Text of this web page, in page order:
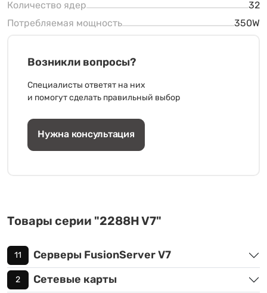
Количество ядер
32
Потребляемая мощность
350W
Возникли вопросы?
Специалисты ответят на них
и помогут сделать правильный выбор
Нужна консультация
Товары серии "2288H V7"
11 Серверы FusionServer V7
2 Сетевые карты